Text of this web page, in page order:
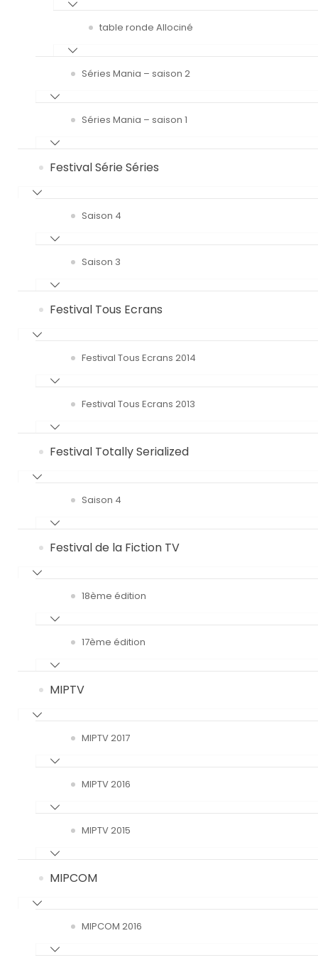
table ronde Allociné
Séries Mania – saison 2
Séries Mania – saison 1
Festival Série Séries
Saison 4
Saison 3
Festival Tous Ecrans
Festival Tous Ecrans 2014
Festival Tous Ecrans 2013
Festival Totally Serialized
Saison 4
Festival de la Fiction TV
18ème édition
17ème édition
MIPTV
MIPTV 2017
MIPTV 2016
MIPTV 2015
MIPCOM
MIPCOM 2016